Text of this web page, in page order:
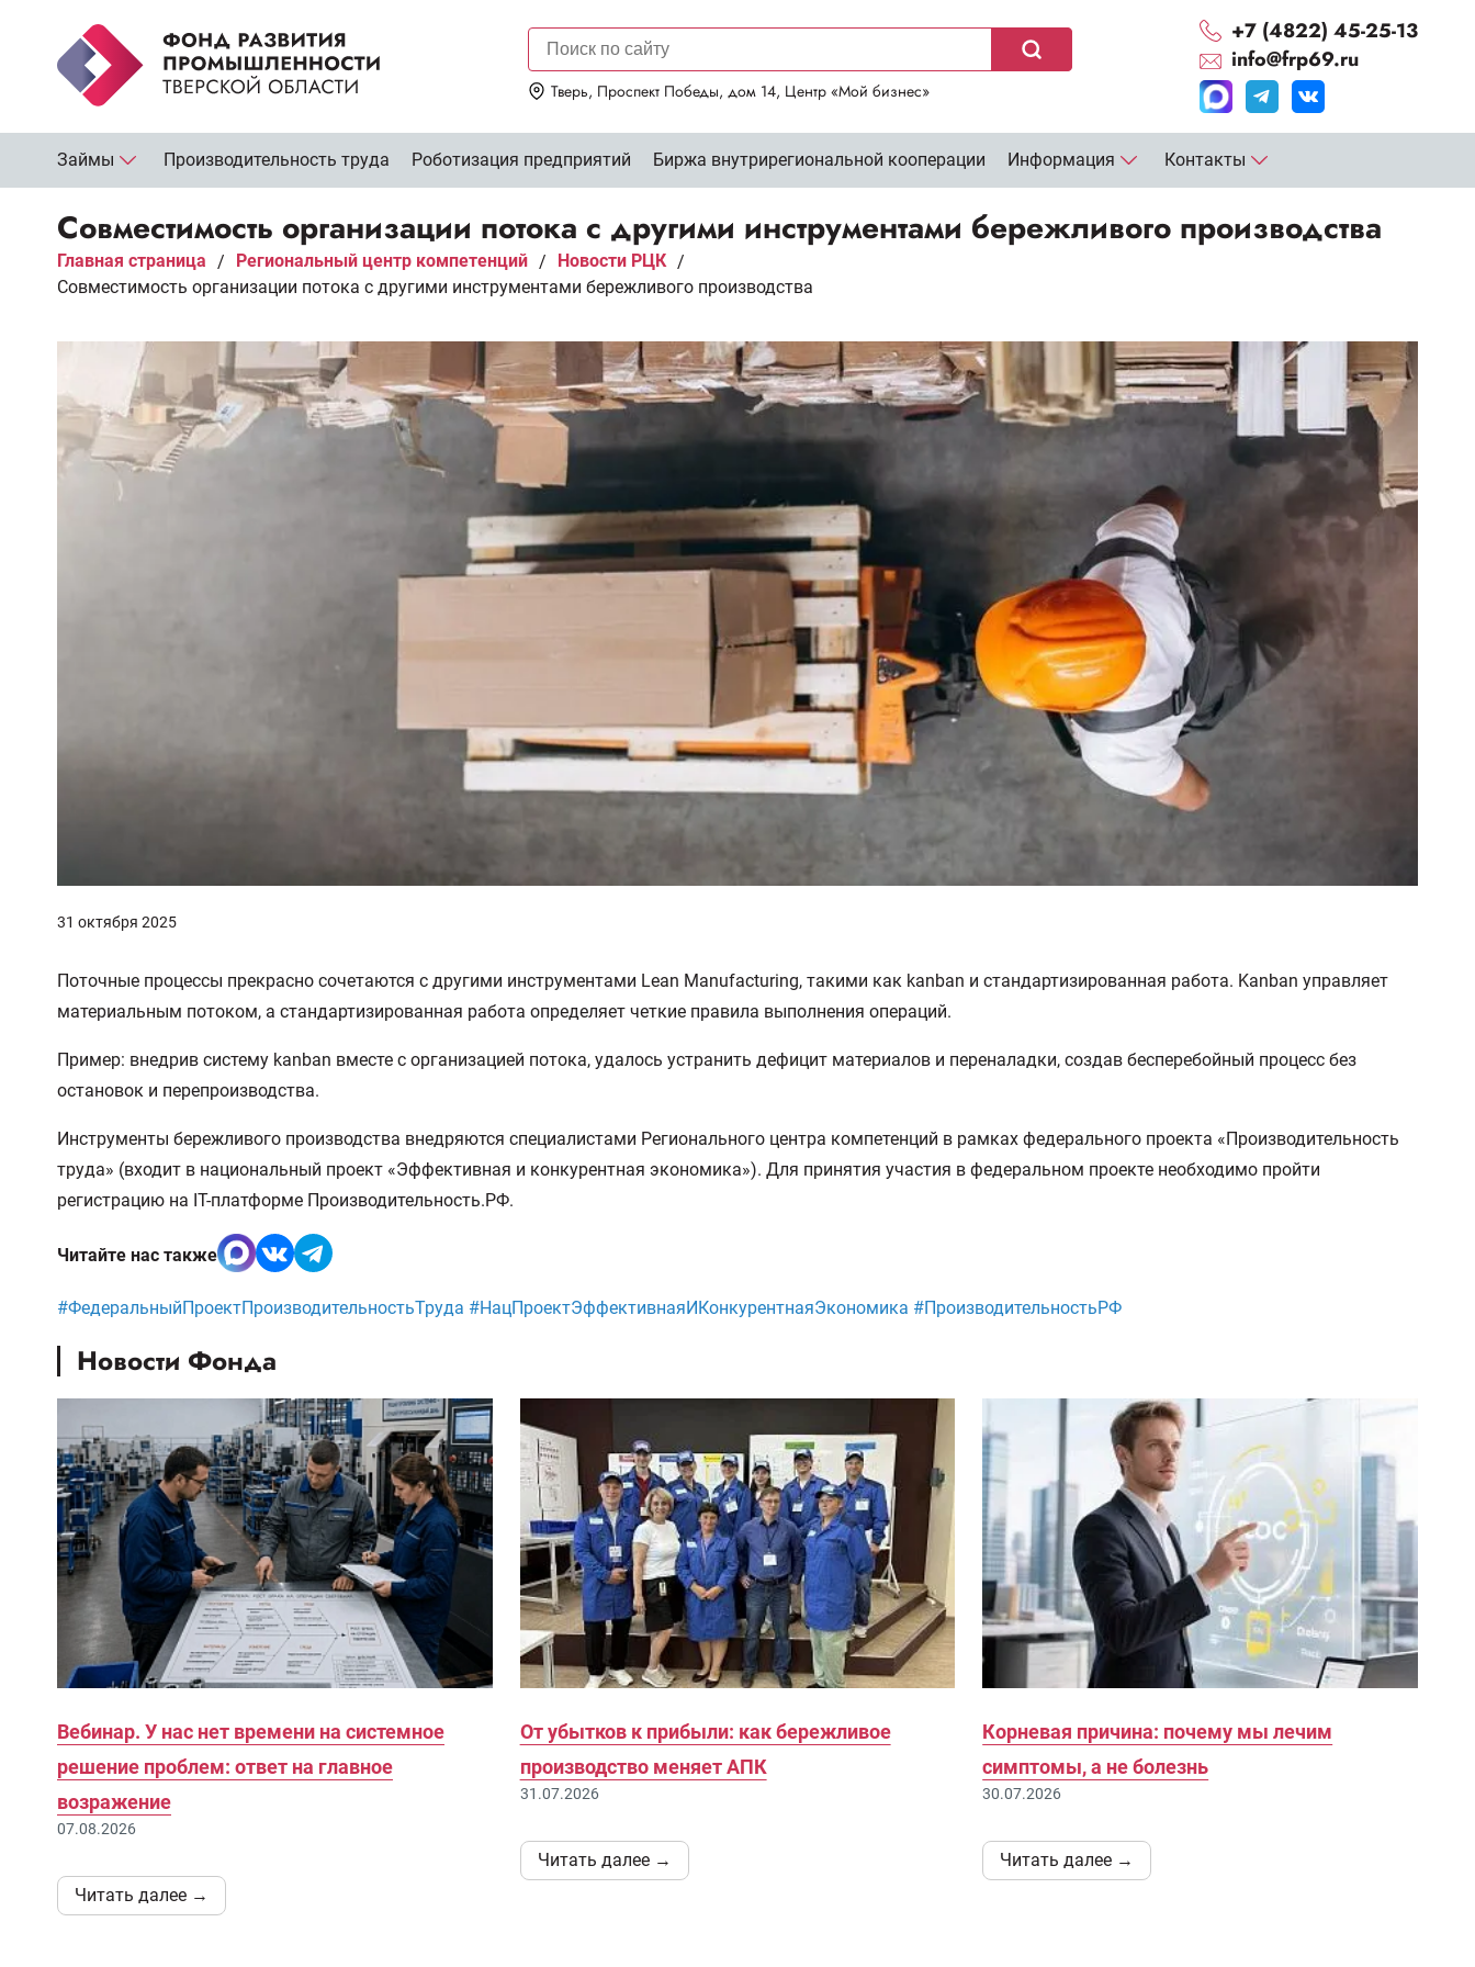
Тверь, Проспект Победы, дом 14, Центр «Мой бизнес»
+7 (4822) 45-25-13
info@frp69.ru
Займы Производительность труда Роботизация предприятий Биржа внутрирегиональной кооперации Информация Контакты
Совместимость организации потока с другими инструментами бережливого производства
Главная страница / Региональный центр компетенций / Новости РЦК /
Совместимость организации потока с другими инструментами бережливого производства
31 октября 2025
Поточные процессы прекрасно сочетаются с другими инструментами Lean Manufacturing, такими как kanban и стандартизированная работа. Kanban управляет
материальным потоком, а стандартизированная работа определяет четкие правила выполнения операций.
Пример: внедрив систему kanban вместе с организацией потока, удалось устранить дефицит материалов и переналадки, создав бесперебойный процесс без
остановок и перепроизводства.
Инструменты бережливого производства внедряются специалистами Регионального центра компетенций в рамках федерального проекта «Производительность
труда» (входит в национальный проект «Эффективная и конкурентная экономика»). Для принятия участия в федеральном проекте необходимо пройти
регистрацию на IT-платформе Производительность.РФ.
Читайте нас также
#ФедеральныйПроектПроизводительностьТруда #НацПроектЭффективнаяИКонкурентнаяЭкономика #ПроизводительностьРФ
Новости Фонда
Вебинар. У нас нет времени на системное
решение проблем: ответ на главное
возражение
07.08.2026
Читать далее →
От убытков к прибыли: как бережливое
производство меняет АПК
31.07.2026
Читать далее →
Корневая причина: почему мы лечим
симптомы, а не болезнь
30.07.2026
Читать далее →